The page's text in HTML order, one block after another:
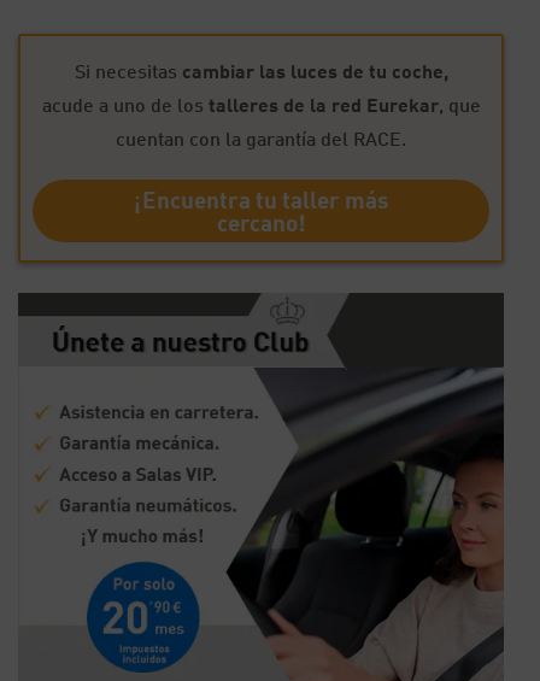
Si necesitas cambiar las luces de tu coche,
acude a uno de los talleres de la red Eurekar, que
cuentan con la garantía del RACE.
¡Encuentra tu taller más
cercano!